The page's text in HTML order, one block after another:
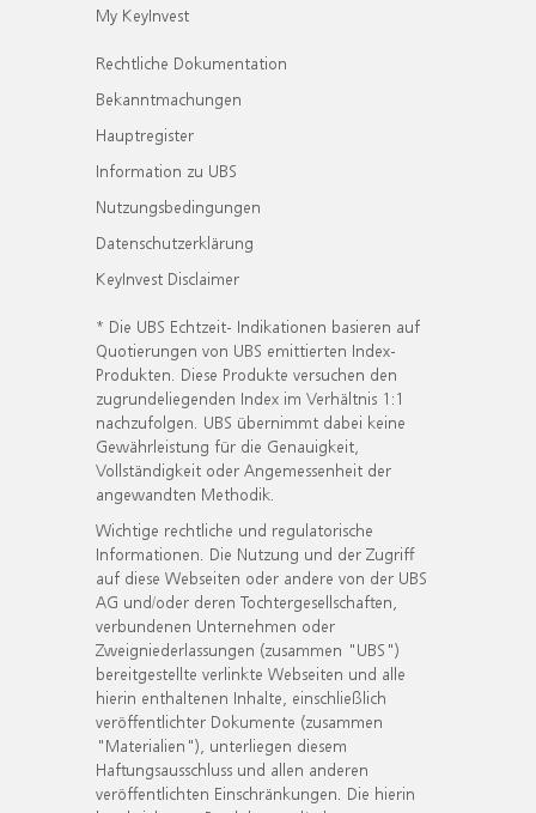
My KeyInvest
Rechtliche Dokumentation
Bekanntmachungen
Hauptregister
Information zu UBS
Nutzungsbedingungen
Datenschutzerklärung
KeyInvest Disclaimer
* Die UBS Echtzeit- Indikationen basieren auf
Quotierungen von UBS emittierten Index-
Produkten. Diese Produkte versuchen den
zugrundeliegenden Index im Verhältnis 1:1
nachzufolgen. UBS übernimmt dabei keine
Gewährleistung für die Genauigkeit,
Vollständigkeit oder Angemessenheit der
angewandten Methodik.
Wichtige rechtliche und regulatorische
Informationen. Die Nutzung und der Zugriff
auf diese Webseiten oder andere von der UBS
AG und/oder deren Tochtergesellschaften,
verbundenen Unternehmen oder
Zweigniederlassungen (zusammen "UBS")
bereitgestellte verlinkte Webseiten und alle
hierin enthaltenen Inhalte, einschließlich
veröffentlichter Dokumente (zusammen
"Materialien"), unterliegen diesem
Haftungsausschluss und allen anderen
veröffentlichten Einschränkungen. Die hierin